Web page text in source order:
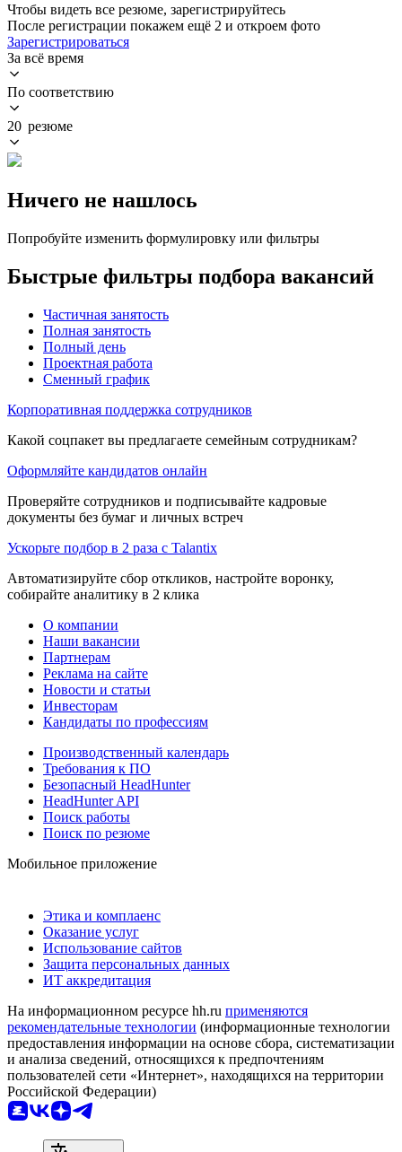
Чтобы видеть все резюме, зарегистрируйтесь
После регистрации покажем ещё 2 и откроем фото
Зарегистрироваться
За всё время
По соответствию
20 резюме
Ничего не нашлось
Попробуйте изменить формулировку или фильтры
Быстрые фильтры подбора вакансий
Частичная занятость
Полная занятость
Полный день
Проектная работа
Сменный график
Корпоративная поддержка сотрудников
Какой соцпакет вы предлагаете семейным сотрудникам?
Оформляйте кандидатов онлайн
Проверяйте сотрудников и подписывайте кадровые
документы без бумаг и личных встреч
Ускорьте подбор в 2 раза с Talantix
Автоматизируйте сбор откликов, настройте воронку,
собирайте аналитику в 2 клика
О компании
Наши вакансии
Партнерам
Реклама на сайте
Новости и статьи
Инвесторам
Кандидаты по профессиям
Производственный календарь
Требования к ПО
Безопасный HeadHunter
HeadHunter API
Поиск работы
Поиск по резюме
Мобильное приложение
Этика и комплаенс
Оказание услуг
Использование сайтов
Защита персональных данных
ИТ аккредитация
На информационном ресурсе hh.ru применяются
рекомендательные технологии (информационные технологии
предоставления информации на основе сбора, систематизации
и анализа сведений, относящихся к предпочтениям
пользователей сети «Интернет», находящихся на территории
Российской Федерации)